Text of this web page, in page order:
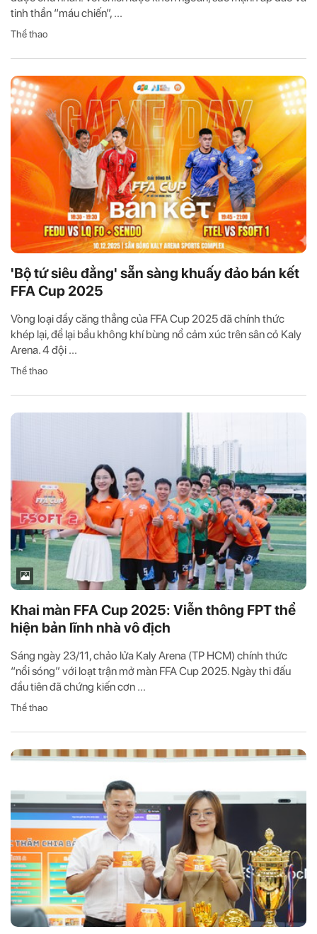
tinh thần “máu chiến”, ...
Thể thao
'Bộ tứ siêu đẳng' sẵn sàng khuấy đảo bán kết
FFA Cup 2025
Vòng loại đầy căng thẳng của FFA Cup 2025 đã chính thức
khép lại, để lại bầu không khí bùng nổ cảm xúc trên sân cỏ Kaly
Arena. 4 đội ...
Thể thao
Khai màn FFA Cup 2025: Viễn thông FPT thể
hiện bản lĩnh nhà vô địch
Sáng ngày 23/11, chảo lửa Kaly Arena (TP HCM) chính thức
“nổi sóng” với loạt trận mở màn FFA Cup 2025. Ngày thi đấu
đầu tiên đã chứng kiến cơn ...
Thể thao